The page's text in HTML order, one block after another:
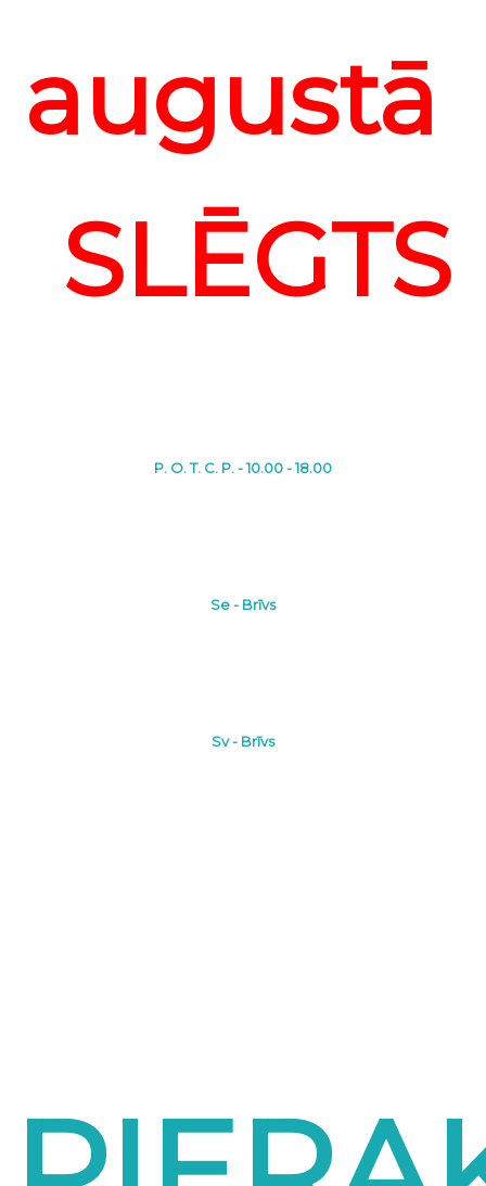
augustā
SLĒGTS
P. O. T. C. P. - 10.00 - 18.00
Se - Brīvs
Sv - Brīvs